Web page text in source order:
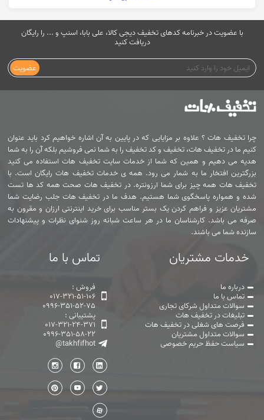
با عضویت در خبرنامه کدهای تخفیف دیجی کالا، علی بابا، اسنپ و ... را رایگان
دریافت کنید
عضویت
چرا تخفیف هات ؟ علاوه بر مزایایی که در پایین به آن اشاره خواهیم کرد باید عنوان
کنیم ما در تخفیف هات، تخفیف و کد تخفیف را به شما نمی فروشیم بلکه آن را به شما
هدیه می دهیم و همین که شما از خدمات سایت تخفیف هات استفاده می کنید
بزرگترین افتخار ما به شمار می رود. همه ی خدمات تخفیف هات رایگان است. با
تخفیف هات همه چیز برای شما ارزونتره. در تخفیف هات صحت همه کد ها تست
شده و همواره پاسخگوی شما هستیم. هدف ما در تخفیف هات جلب رضایت شما
مشتریان عزیز و فراهم کردن یک بستر مناسب برای خرید اینترنتی ارزان و مقرون به
صرفه می باشد. کارشناسان ما در هر ساعت شبانه روز شنوای نظرات و پیشنهادات
سازنده شما می باشند.
خدمات مشتریان
درباره ما
تماس با ما
سوالات متداول شرکای تجاری
تبلیغات در تخفیف هات
فرصت های شغلی در تخفیف هات
سوالات متداول مشتریان
سیاست حفظ حریم خصوصی
تماس با ما
فروش :
017-321-51-106
0996-351-52-75
پشتیبانی :
017-321-24-371
0996-351-58-22
@takhfifhot